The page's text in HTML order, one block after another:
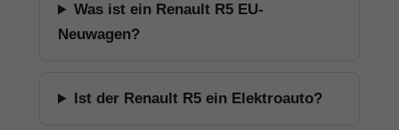
Was ist ein Renault R5 EU-
Neuwagen?
Ist der Renault R5 ein Elektroauto?